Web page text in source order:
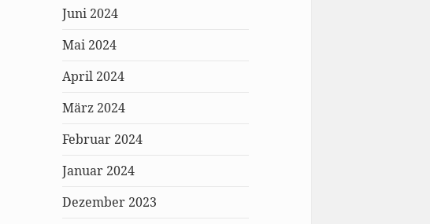
Juni 2024
Mai 2024
April 2024
März 2024
Februar 2024
Januar 2024
Dezember 2023